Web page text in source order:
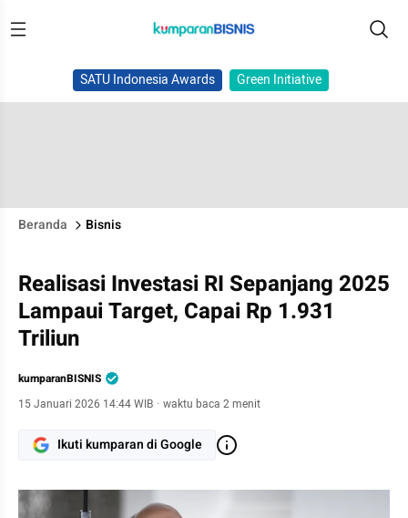
SATU Indonesia Awards Green Initiative
Beranda Bisnis
Realisasi Investasi RI Sepanjang 2025
Lampaui Target, Capai Rp 1.931
Triliun
kumparanBISNIS
15 Januari 2026 14:44 WIB · waktu baca 2 menit
Ikuti kumparan di Google